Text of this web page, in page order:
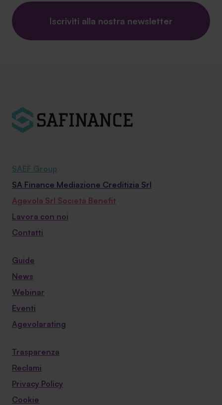
Iscriviti alla nostra newsletter
SAEF Group
SA Finance Mediazione Creditizia Srl
Agevola Srl Società Benefit
Lavora con noi
Contatti
Guide
News
Webinar
Eventi
Agevolarating
Trasparenza
Reclami
Privacy Policy
Cookie